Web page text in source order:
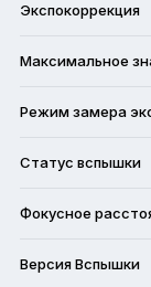
Экспокоррекция
Максимальное
Режим замера
Статус вспышки
Фокусное
Версия Вспышки